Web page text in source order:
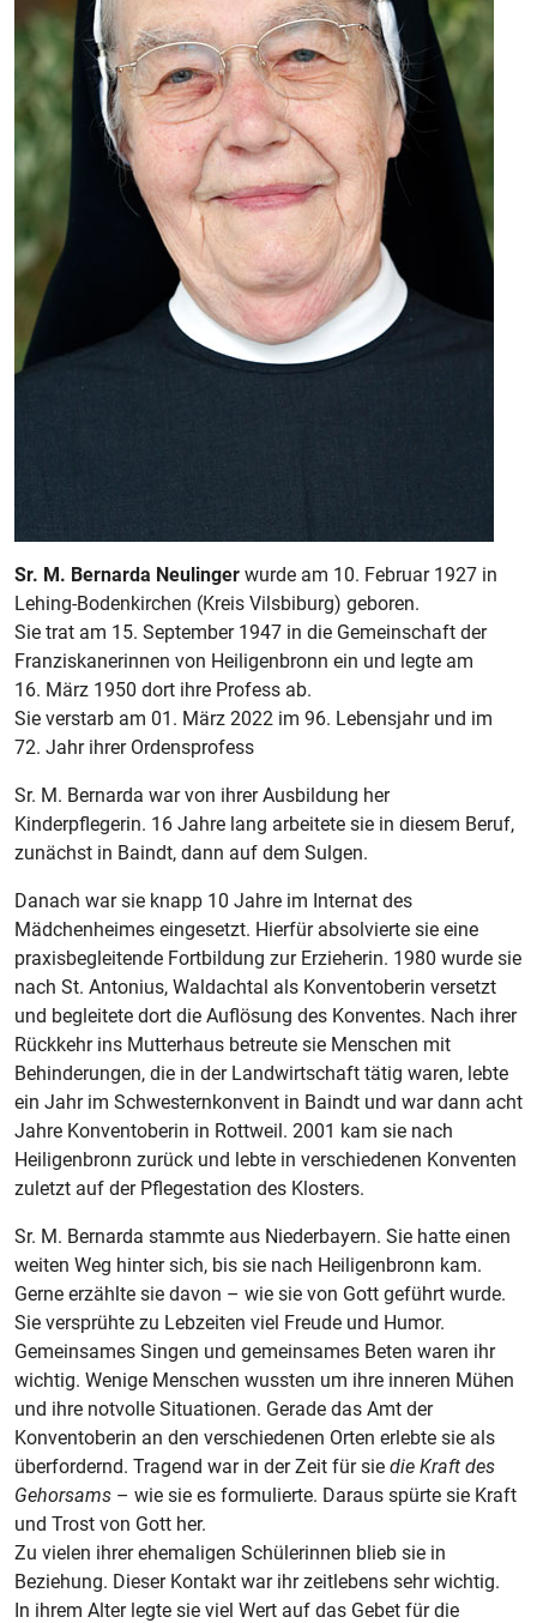
Sr. M. Bernarda Neulinger wurde am 10. Februar 1927 in
Lehing-Bodenkirchen (Kreis Vilsbiburg) geboren.
Sie trat am 15. September 1947 in die Gemeinschaft der
Franziskanerinnen von Heiligenbronn ein und legte am
16. März 1950 dort ihre Profess ab.
Sie verstarb am 01. März 2022 im 96. Lebensjahr und im
72. Jahr ihrer Ordensprofess
Sr. M. Bernarda war von ihrer Ausbildung her
Kinderpflegerin. 16 Jahre lang arbeitete sie in diesem Beruf,
zunächst in Baindt, dann auf dem Sulgen.
Danach war sie knapp 10 Jahre im Internat des
Mädchenheimes eingesetzt. Hierfür absolvierte sie eine
praxisbegleitende Fortbildung zur Erzieherin. 1980 wurde sie
nach St. Antonius, Waldachtal als Konventoberin versetzt
und begleitete dort die Auflösung des Konventes. Nach ihrer
Rückkehr ins Mutterhaus betreute sie Menschen mit
Behinderungen, die in der Landwirtschaft tätig waren, lebte
ein Jahr im Schwesternkonvent in Baindt und war dann acht
Jahre Konventoberin in Rottweil. 2001 kam sie nach
Heiligenbronn zurück und lebte in verschiedenen Konventen
zuletzt auf der Pflegestation des Klosters.
Sr. M. Bernarda stammte aus Niederbayern. Sie hatte einen
weiten Weg hinter sich, bis sie nach Heiligenbronn kam.
Gerne erzählte sie davon – wie sie von Gott geführt wurde.
Sie versprühte zu Lebzeiten viel Freude und Humor.
Gemeinsames Singen und gemeinsames Beten waren ihr
wichtig. Wenige Menschen wussten um ihre inneren Mühen
und ihre notvolle Situationen. Gerade das Amt der
Konventoberin an den verschiedenen Orten erlebte sie als
überfordernd. Tragend war in der Zeit für sie die Kraft des
Gehorsams – wie sie es formulierte. Daraus spürte sie Kraft
und Trost von Gott her.
Zu vielen ihrer ehemaligen Schülerinnen blieb sie in
Beziehung. Dieser Kontakt war ihr zeitlebens sehr wichtig.
In ihrem Alter legte sie viel Wert auf das Gebet für die